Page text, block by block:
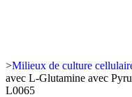
>Milieux de culture
avec L-Glutamine avec
L0065